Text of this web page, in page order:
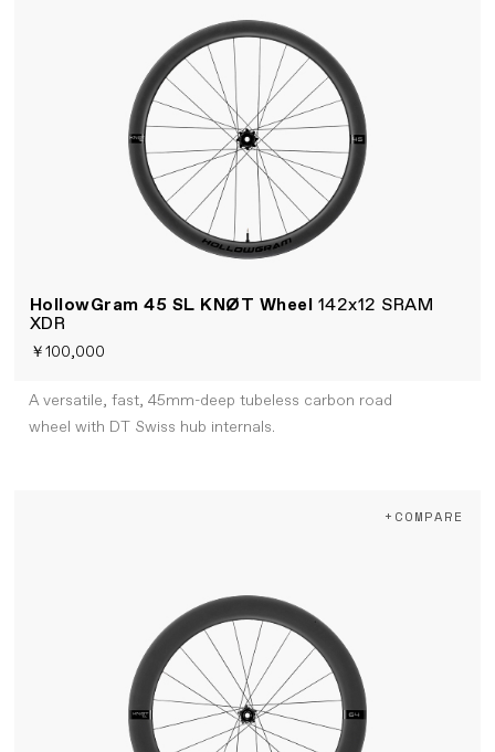
HollowGram 45 SL KNØT Wheel 142x12 SRAM
XDR
￥100,000
A versatile, fast, 45mm-deep tubeless carbon road
wheel with DT Swiss hub internals.
+COMPARE